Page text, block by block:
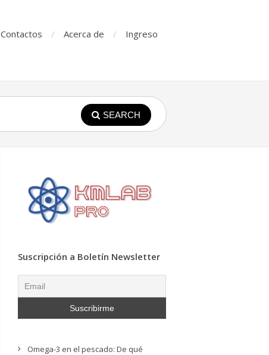
Contactos Acerca de Ingreso
SEARCH
Suscripción a Boletín Newsletter
Omega-3 en el pescado: De qué